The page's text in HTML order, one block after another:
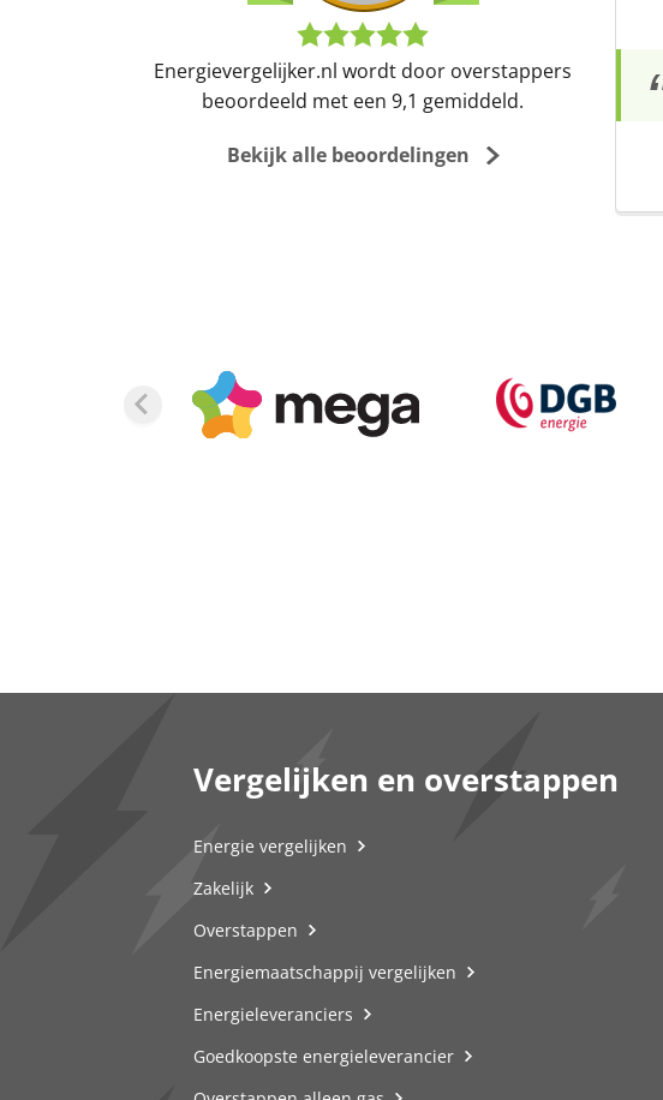
Energievergelijker.nl wordt door overstappers
beoordeeld met een 9,1 gemiddeld.
Bekijk alle beoordelingen
Vergelijken en overstappen
Energie vergelijken
Zakelijk
Overstappen
Energiemaatschappij vergelijken
Energieleveranciers
Goedkoopste energieleverancier